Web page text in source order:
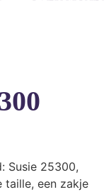
Susie 25300,
taille, een zakje